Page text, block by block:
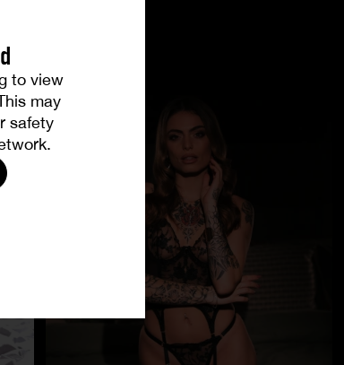
to view
may
safety